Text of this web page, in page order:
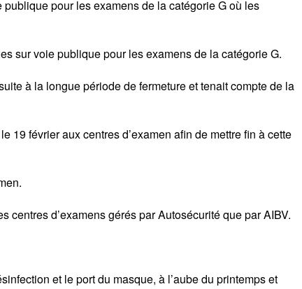
pour les examens de la catégorie G où les
sur voie publique pour les examens de la catégorie G.
à la longue période de fermeture et tenait compte de la
19 février aux centres d’examen afin de mettre fin à cette
centres d’examens gérés par Autosécurité que par AIBV.
et le port du masque, à l’aube du printemps et